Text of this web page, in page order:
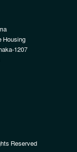
Housing
1207
Reserved